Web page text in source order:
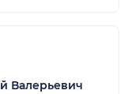
Валерьевич